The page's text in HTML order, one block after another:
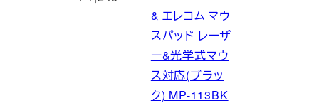
& エレコム マウ
スパッド レーザ
ー&光学式マウ
ス対応(ブラッ
ク) MP-113BK